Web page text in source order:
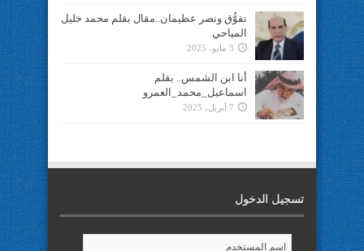
تفوُّق ونصر عظيمان..مقال بقلم محمد خليل
المياحي
3 مايو، 2025
أنا ابن الشمس.. بقلم
اسماعيل_محمد_العمرو
7 أبريل، 2025
تسجيل الدخول